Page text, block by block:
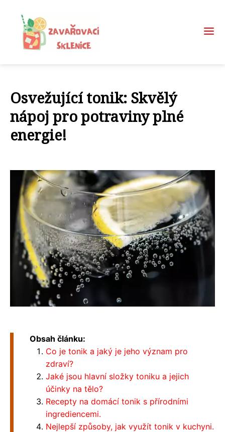
Osvežující tonik: Skvělý
nápoj pro potraviny plné
energie!
Obsah článku:
Co je tonik a jaký je jeho význam pro
zdraví?
Jaké jsou hlavní složky toniku a jejich
účinky na tělo?
Recepty na domácí tonik s přírodními
ingrediencemi.
Nejlepší způsoby, jak využít tonik v kuchyni.